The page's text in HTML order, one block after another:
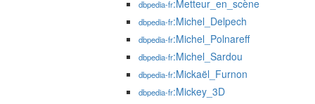
dbpedia-fr:Metteur_en_scène
dbpedia-fr:Michel_Delpech
dbpedia-fr:Michel_Polnareff
dbpedia-fr:Michel_Sardou
dbpedia-fr:Mickaël_Furnon
dbpedia-fr:Mickey_3D